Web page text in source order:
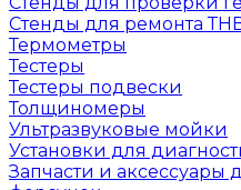
Стенды для ремонта
Термометры
Тестеры
Тестеры подвески
Толщиномеры
Ультразвуковые мойки
Установки для
Запчасти и аксессуары